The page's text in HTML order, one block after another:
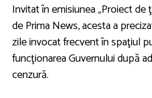
Invitat în emisiunea „Proiect de
de Prima News, acesta a
zile invocat frecvent în spaţiul
funcţionarea Guvernului după
cenzură.